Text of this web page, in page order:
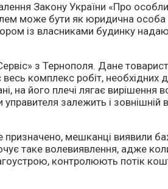
Закону України «Про
може бути як юридична особа
із власниками будинку
з Тернополя. Дане
комплекс робіт, необхідних
на його плечі лягає вирішення
залежить і зовнішній
мешканці виявили
таке волевиявлення, адже
контролюють потік